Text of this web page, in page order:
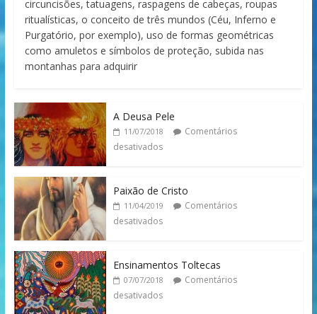
circuncisões, tatuagens, raspagens de cabeças, roupas
ritualísticas, o conceito de três mundos (Céu, Inferno e
Purgatório, por exemplo), uso de formas geométricas
como amuletos e símbolos de proteção, subida nas
montanhas para adquirir
A Deusa Pele
11/07/2018
Comentários
desativados
Paixão de Cristo
11/04/2019
Comentários
desativados
Ensinamentos Toltecas
07/07/2018
Comentários
desativados